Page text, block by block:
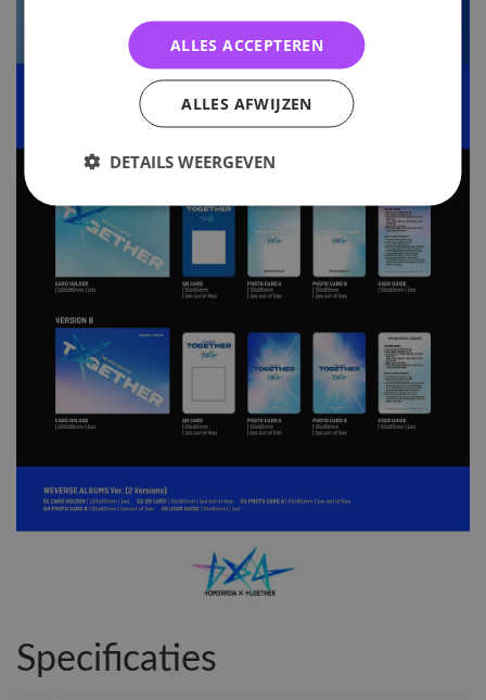
Specificaties
ALLES ACCEPTEREN
ALLES AFWIJZEN
DETAILS WEERGEVEN